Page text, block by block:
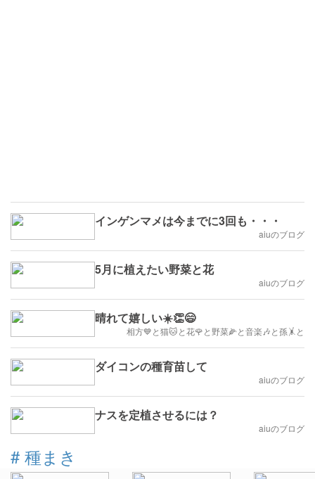
インゲンマメは今までに3回も・・・
aiuのブログ
5月に植えたい野菜と花
aiuのブログ
晴れて嬉しい☀️👏😄
相方💙と猫🐱と花🌹と野菜🌽と音楽🎶と孫🤸と
ダイコンの種育苗して
aiuのブログ
ナスを定植させるには？
aiuのブログ
# 種まき